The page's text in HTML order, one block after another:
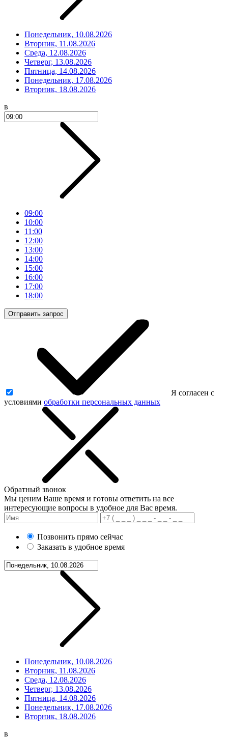
Понедельник, 10.08.2026
Вторник, 11.08.2026
Среда, 12.08.2026
Четверг, 13.08.2026
Пятница, 14.08.2026
Понедельник, 17.08.2026
Вторник, 18.08.2026
в
09:00
10:00
11:00
12:00
13:00
14:00
15:00
16:00
17:00
18:00
Отправить запрос
Я согласен с
условиями обработки персональных данных
Обратный звонок
Мы ценим Ваше время и готовы ответить на все
интересующие вопросы в удобное для Вас время.
Позвонить прямо сейчас
Заказать в удобное время
Понедельник, 10.08.2026
Вторник, 11.08.2026
Среда, 12.08.2026
Четверг, 13.08.2026
Пятница, 14.08.2026
Понедельник, 17.08.2026
Вторник, 18.08.2026
в